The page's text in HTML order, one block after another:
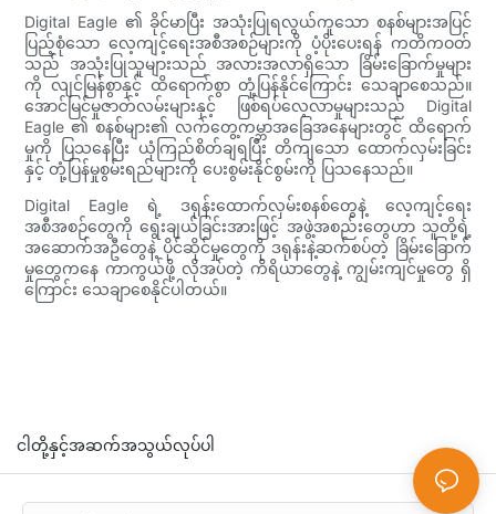
Digital Eagle ၏ ခိုင်မာပြီး အသုံးပြုရလွယ်ကူသော စနစ်များအပြင်
ပြည့်စုံသော လေ့ကျင့်ရေးအစီအစဉ်များကို ပံ့ပိုးပေးရန် ကတိကဝတ်
သည် အသုံးပြုသူများသည် အလားအလာရှိသော ခြိမ်းခြောက်မှုများ
ကို လျင်မြန်စွာနှင့် ထိရောက်စွာ တုံ့ပြန်နိုင်ကြောင်း သေချာစေသည်။
အောင်မြင်မှုဇာတ်လမ်းများနှင့် ဖြစ်ရပ်လေ့လာမှုများသည် Digital
Eagle ၏ စနစ်များ၏ လက်တွေ့ကမ္ဘာအခြေအနေများတွင် ထိရောက်
မှုကို ပြသနေပြီး ယုံကြည်စိတ်ချရပြီး တိကျသော ထောက်လှမ်းခြင်း
နှင့် တုံ့ပြန်မှုစွမ်းရည်များကို ပေးစွမ်းနိုင်စွမ်းကို ပြသနေသည်။
Digital Eagle ရဲ့ ဒရုန်းထောက်လှမ်းစနစ်တွေနဲ့ လေ့ကျင့်ရေး
အစီအစဉ်တွေကို ရွေးချယ်ခြင်းအားဖြင့် အဖွဲ့အစည်းတွေဟာ သူတို့ရဲ့
အဆောက်အဦတွေနဲ့ ပိုင်ဆိုင်မှုတွေကို ဒရုန်းနဲ့ဆက်စပ်တဲ့ ခြိမ်းခြောက်
မှုတွေကနေ ကာကွယ်ဖို့ လိုအပ်တဲ့ ကိရိယာတွေနဲ့ ကျွမ်းကျင်မှုတွေ ရှိ
ကြောင်း သေချာစေနိုင်ပါတယ်။
ငါတို့နှင့်အဆက်အသွယ်လုပ်ပါ